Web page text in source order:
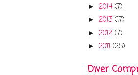
► 2014 (7)
► 2013 (17)
► 2012 (7)
► 2011 (25)
Diver